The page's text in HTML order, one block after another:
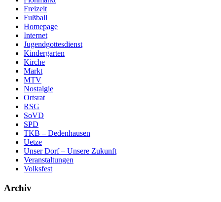
Freizeit
Fußball
Homepage
Internet
Jugendgottesdienst
Kindergarten
Kirche
Markt
MTV
Nostalgie
Ortsrat
RSG
SoVD
SPD
TKB – Dedenhausen
Uetze
Unser Dorf – Unsere Zukunft
Veranstaltungen
Volksfest
Archiv